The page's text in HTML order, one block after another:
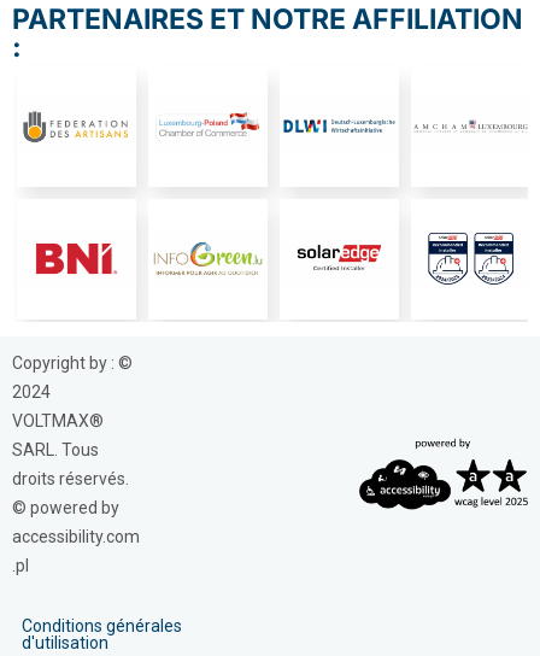
PARTENAIRES ET NOTRE AFFILIATION
:
Copyright by : ©
2024
VOLTMAX®
SARL. Tous
droits réservés.
© powered by
accessibility.com
.pl
Conditions générales
d'utilisation